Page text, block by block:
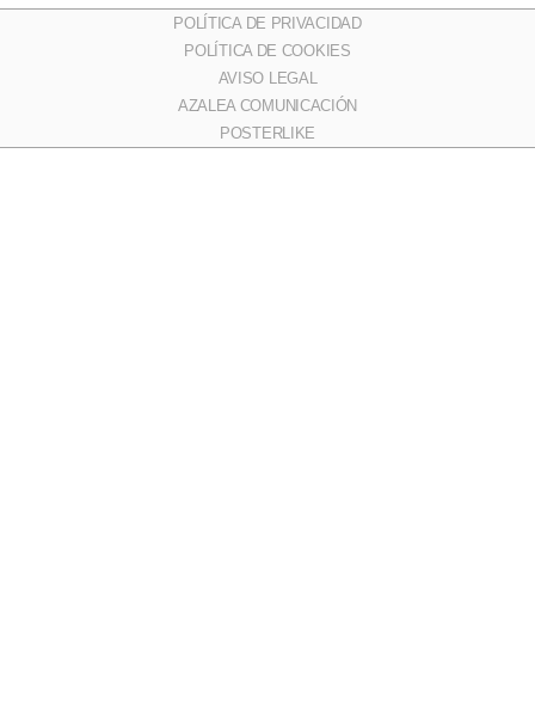
POLÍTICA DE PRIVACIDAD
POLÍTICA DE COOKIES
AVISO LEGAL
AZALEA COMUNICACIÓN
POSTERLIKE